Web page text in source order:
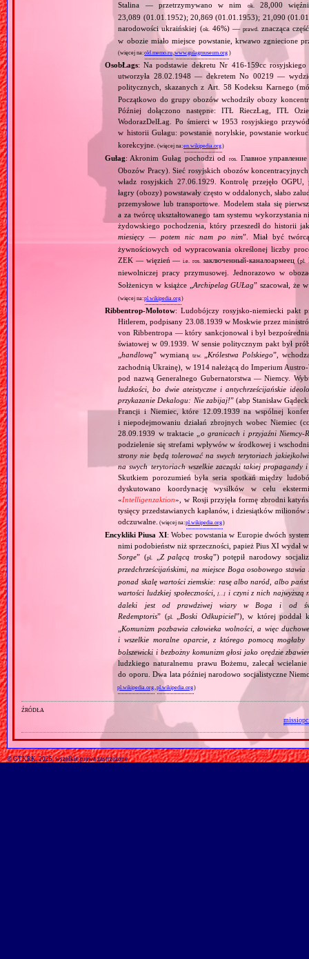
Stalina — przetrzymywano w nim
ok.28,000
23,089 (01.01.1952); 20,869 (01.01.1953); 21,090
narodowości ukraińskiej (ok.46%) — prawd.znacząca
w obozie miało miejsce powstanie, krwawo zgniecione
(więcej na:old.memo.ru,www.gulagmuseum.org )
OsobŁags: Na podstawie dekretu Nr 416‐159сс
utworzyła 28.02.1948 — dekretem No 00219 —
politycznych, skazanych z Art. 58 Kodeksu Karnego
Początkowo do grupy obozów wchodziły obozy
Później dołączono następne: ITŁ RieczŁag, ITŁ
WodorazDelŁag. Po śmierci w 1953 rosyjskiego
w historii Gułagu: powstanie norylskie, powstanie
korekcyjne. (więcej na:en.wikipedia.org)
Gułag: Akronim Gułag pochodzi od ros. Главное
Obozów Pracy). Sieć rosyjskich obozów
władz rosyjskich 27.06.1929. Kontrolę przejęło
łagry (obozy) powstawały często w oddalonych, słabo
przemysłowe lub transportowe. Modelem stała się
a za twórcę ukształtowanego tam systemu
żydowskiego pochodzenia, który przeszedł do historii
miesięcy — potem nic nam po nim”. Miał być
żywnościowych od wypracowania określonej liczby
ZEK — więzień —i.e. ros.заключенный‐каналоармеец (pl.
niewolniczej pracy przymusowej. Jednorazowo w
Sołżenicyn w książce „Archipelag GUŁag” szacował, że
(więcej na:pl.wikipedia.org)
Ribbentrop‐Mołotow: Ludobójczy rosyjsko‐niemiecki pakt
Hitlerem, podpisany 23.08.1939 w Moskwie przez
von Ribbentropa — który sankcjonował i był
światowej w 09.1939. W sensie politycznym pakt był
„handlową” wymianą tzw.„Królestwa Polskiego”,
zachodnią Ukrainę), w 1914 należącą do Imperium
pod nazwą Generalnego Gubernatorstwa — Niemcy.
ludzkości, bo dwie ateistyczne i antychrześcijańskie
przykazanie Dekalogu: Nie zabijaj!” (abp Stanisław
Francji i Niemiec, które 12.09.1939 na wspólnej
i niepodejmowaniu działań zbrojnych wobec Niemiec
28.09.1939 w traktacie „o granicach i przyjaźni
podzielenie się strefami wpływów w środkowej i
strony nie będą tolerować na swych terytoriach
na swych terytoriach wszelkie zaczątki takiej
Skutkiem porozumień była seria spotkań między
dyskutowano koordynację wysiłków w celu
«Intelligenzaktion», w Rosji przyjęła formę zbrodni
tysięcy przedstawianych kapłanów, i dziesiątków
odczuwalne. (więcej na:pl.wikipedia.org)
Encykliki Piusa XI: Wobec powstania w Europie dwóch
nimi podobieństw niż sprzeczności, papież Pius XI
Sorge” (pl. „Z palącą troską”) potępił narodowy
przedchrześcijańskimi, na miejsce Boga osobowego
ponad skalę wartości ziemskie: rasę albo naród, albo
wartości ludzkiej społeczności,[…] i czyni z nich najwyższą
daleki jest od prawdziwej wiary w Boga i od
Redemptoris” (pl.„Boski Odkupiciel”), w której poddał
„Komunizm pozbawia człowieka wolności, a więc
i wszelkie moralne oparcie, z którego pomocą
bolszewicki i bezbożny komunizm głosi jako orędzie
ludzkiego naturalnemu prawu Bożemu, zalecał
do oporu. Dwa lata później narodowo socjalistyczne
pl.wikipedia.org,pl.wikipedia.org)
źródła
© GTKRK, 2025, wszelkie prawa zastrzeżone